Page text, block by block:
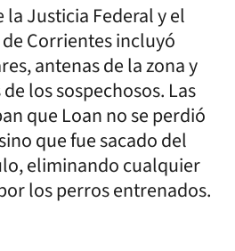
Justicia Federal y el
Corrientes incluyó
antenas de la zona y
los sospechosos. Las
que Loan no se perdió
que fue sacado del
eliminando cualquier
los perros entrenados.